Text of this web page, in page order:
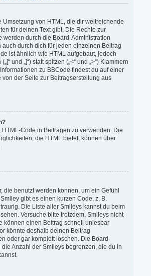
Umsetzung von HTML, die dir weitreichende
für deinen Text gibt. Die Rechte zur
werden durch die Board-Administration
durch dich für jeden einzelnen Beitrag
ist ähnlich wie HTML aufgebaut, jedoch
und „]“) statt spitzen („<“ und „>“) Klammern
zu BBCode findest du auf einer
der Seite zur Beitragserstellung aus
HTML-Code in Beiträgen zu verwenden. Die
die HTML bietet, können über
die benutzt werden können, um ein Gefühl
gibt es einen kurzen Code, z. B.
Die Liste aller Smileys kannst du beim
Versuche bitte trotzdem, Smileys nicht
können einen Beitrag schnell unlesbar
könnte deshalb deinen Beitrag
oder gar komplett löschen. Die Board-
Anzahl der Smileys begrenzen, die du in